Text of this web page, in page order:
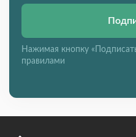
Нажимая кнопку
правилами